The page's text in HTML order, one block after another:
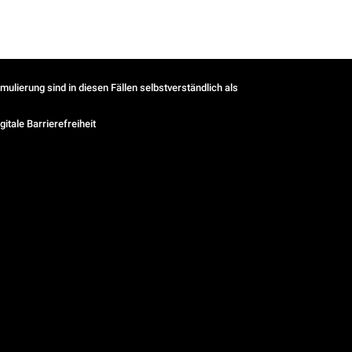
sind in diesen Fällen selbstverständlich als
Barrierefreiheit